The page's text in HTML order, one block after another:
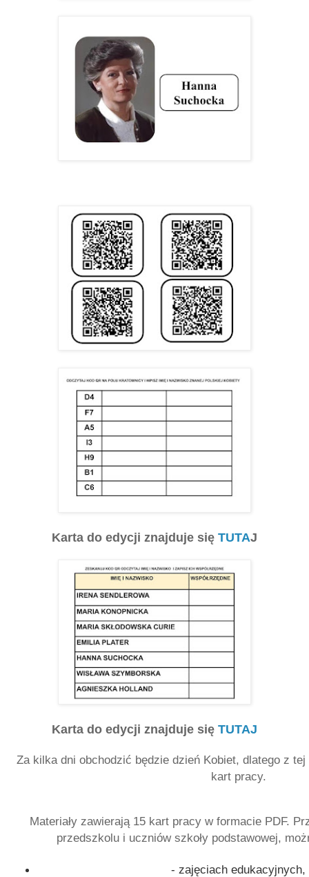
Karta do edycji znajduje się TUTAJ
Karta do edycji znajduje się TUTAJ
Za kilka dni obchodzić będzie dzień Kobiet, dlatego z
kart pracy.
Materiały zawierają 15 kart pracy w formacie PDF.
przedszkolu i uczniów szkoły podstawowej,
- zajęciach edukacyjnych,